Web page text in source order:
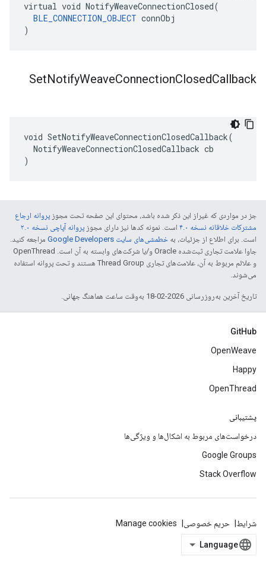
virtual void NotifyWeaveConnectionClosed(
BLE_CONNECTION_OBJECT connObj
)
SetNotifyWeaveConnectionClosedCallback
void SetNotifyWeaveConnectionClosedCallback(
  NotifyWeaveConnectionClosedCallback cb
)
جز در مواردی که غیراز این ذکر شده باشد، محتوای این صفحه تحت مجوز پروانه ارجاع
مشترکات خلاقانه نسخه ۴.۰
است. نمونه کدها نیز دارای مجوز پروانه آپاچی نسخه ۲.۰
است. برای اطلاع از جزئیات، به خطمشی‌های سایت Google Developers‏
مراجعه کنید.
جاوا علامت تجاری ثبت‌شده Oracle و/یا شرکت‌های وابسته به آن است. ‫OpenThread
و علائم مربوط به آن، علامت‌های تجاری Thread Group هستند و تحت پروانه استفاده
می‌شوند.
تاریخ آخرین به‌روزرسانی 2026-02-18 به‌وقت ساعت هماهنگ جهانی.
GitHub
OpenWeave
Happy
OpenThread
پشتیبانی
درخواست‌های مربوط به اشکال‌ها و ویژگی‌ها
Google Groups
Stack Overflow
شرایط حریم خصوصی Manage cookies